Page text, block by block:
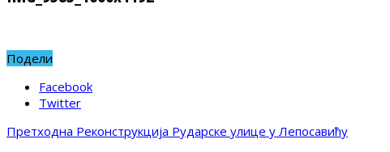
Подели
Facebook
Twitter
Претходна Реконструкција Рударске улице у Лепосавићу